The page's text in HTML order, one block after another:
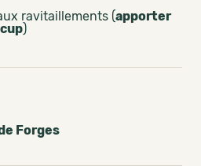
ravitaillements (apporter
)
Forges